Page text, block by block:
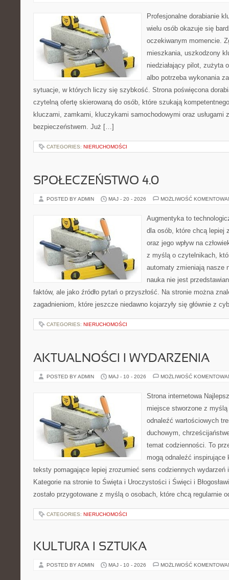
Profesjonalne dorabianie
wielu osób okazuje się
oczekiwanym momencie.
mieszkania, uszkodzony
niedziałający pilot, zużyta
albo potrzeba wykonania
sytuacje, w których liczy się szybkość. Strona poświęcona
czytelną ofertę skierowaną do osób, które szukają
kluczami, zamkami, kluczykami samochodowymi oraz usługami
bezpieczeństwem. Już […]
CATEGORIES: NIERUCHOMOŚCI
SPOŁECZEŃSTWO 4.0
POSTED BY ADMIN MAJ - 20 - 2026 MOŻLIWOŚĆ
Augmentyka to
dla osób, które chcą lepiej
oraz jego wpływ na
z myślą o czytelnikach,
automaty zmieniają nasze
nauka nie jest
faktów, ale jako źródło pytań o przyszłość. Na stronie można
zagadnieniom, które jeszcze niedawno kojarzyły się głównie z
CATEGORIES: NIERUCHOMOŚCI
AKTUALNOŚCI I WYDARZENIA
POSTED BY ADMIN MAJ - 10 - 2026 MOŻLIWOŚĆ
Strona internetowa
miejsce stworzone z
odnaleźć wartościowych
duchowym,
temat codzienności. To
mogą odnaleźć inspirujące
teksty pomagające lepiej zrozumieć sens codziennych wydarzeń
Kategorie na stronie to Święta i Uroczystości i Święci i
zostało przygotowane z myślą o osobach, które chcą regularnie
CATEGORIES: NIERUCHOMOŚCI
KULTURA I SZTUKA
POSTED BY ADMIN MAJ - 10 - 2026 MOŻLIWOŚĆ